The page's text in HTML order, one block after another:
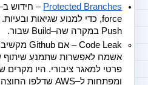
Protected Branches
Push במקרה שה–Build שבור.
ומפתחות ל–AWS שדלפו החוצה.